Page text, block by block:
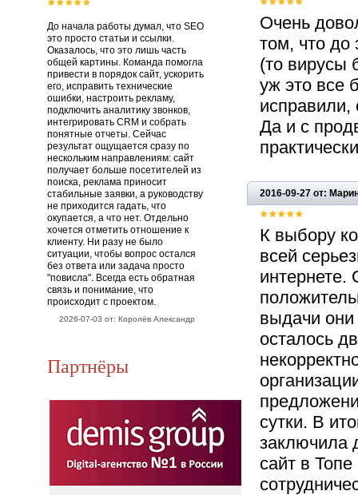
До начала работы думал, что SEO
это просто статьи и ссылки.
Оказалось, что это лишь часть
общей картины. Команда помогла
привести в порядок сайт, ускорить
его, исправить технические
ошибки, настроить рекламу,
подключить аналитику звонков,
интегрировать CRM и собрать
понятные отчеты. Сейчас
результат ощущается сразу по
нескольким направлениям: сайт
получает больше посетителей из
поиска, реклама приносит
стабильные заявки, а руководству
не приходится гадать, что
окупается, а что нет. Отдельно
хочется отметить отношение к
клиенту. Ни разу не было
ситуации, чтобы вопрос остался
без ответа или задача просто
"повисла". Всегда есть обратная
связь и понимание, что
происходит с проектом.
2026-07-03 от: Королёв Александр
Партнёры
Очень
том, что до
(то вирусы
уж это все
исправили,
Да и с
2016-09-27 от:
К выбору
всей
выдачи они
осталось
сутки. В
заключила
сайт в